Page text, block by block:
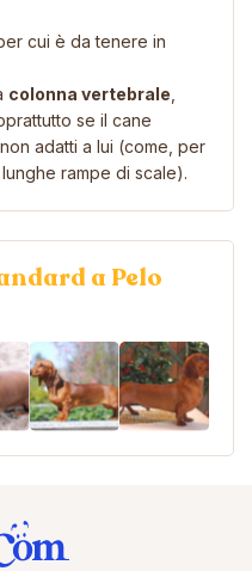
per cui è da tenere in
colonna vertebrale
se il cane
adatti a lui (come, per
rampe di scale).
a Pelo